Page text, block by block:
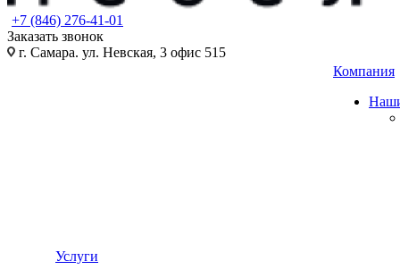
+7 (846) 276-41-01
Заказать звонок
г. Самара. ул. Невская, 3 офис 515
Услуги
Компания